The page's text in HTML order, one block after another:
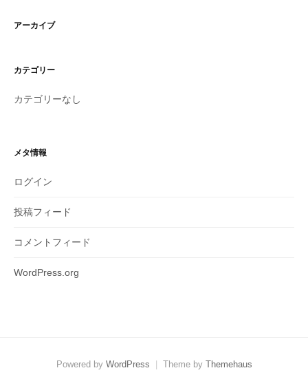
アーカイブ
カテゴリー
カテゴリーなし
メタ情報
ログイン
投稿フィード
コメントフィード
WordPress.org
Powered by WordPress Theme by Themehaus